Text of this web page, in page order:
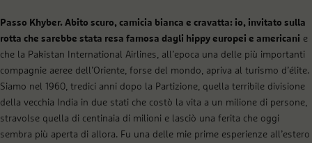
Passo Khyber. Abito scuro, camicia bianca e cravatta: io, invitato sulla
rotta che sarebbe stata resa famosa dagli hippy europei e americani e
che la Pakistan International Airlines, all’epoca una delle più importanti
compagnie aeree dell’Oriente, forse del mondo, apriva al turismo d’élite.
Siamo nel 1960, tredici anni dopo la Partizione, quella terribile divisione
della vecchia India in due stati che costò la vita a un milione di persone,
stravolse quella di centinaia di milioni e lasciò una ferita che oggi
sembra più aperta di allora. Fu una delle mie prime esperienze all’estero